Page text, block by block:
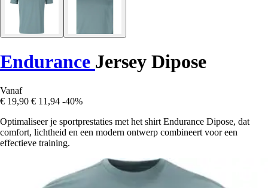
Endurance Jersey Dipose
Vanaf
€ 19,90 € 11,94 -40%
Optimaliseer je sportprestaties met het shirt Endurance Dipose, dat
comfort, lichtheid en een modern ontwerp combineert voor een
effectieve training.